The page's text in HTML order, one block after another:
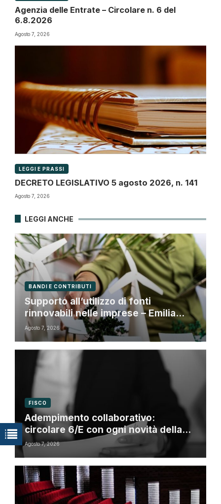
Agenzia delle Entrate – Circolare n. 6 del
6.8.2026
Agosto 7, 2026
LEGGI E PRASSI
DECRETO LEGISLATIVO 5 agosto 2026, n. 141
Agosto 7, 2026
LEGGI ANCHE
BANDI E CONTRIBUTI
Supporto all’utilizzo di fonti
rinnovabili nelle imprese – Emilia
Romagna
Agosto 7, 2026
FISCO
Adempimento collaborativo:
circolare 6/E con ogni novità della
riforma fiscale
Agosto 7, 2026